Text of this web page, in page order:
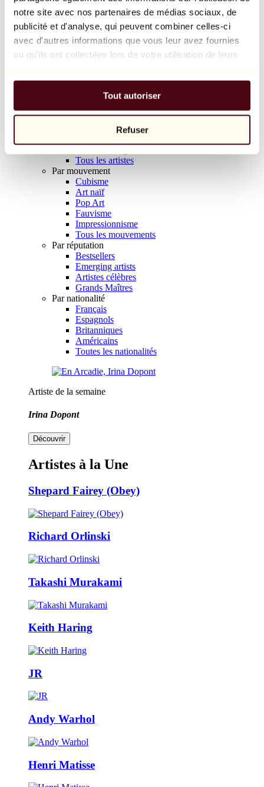
notre site avec nos partenaires de médias sociaux, de
publicité et d'analyse, qui peuvent combiner celles-ci
avec d'autres informations que vous leur avez fournies
ou qu'ils ont collectées lors de votre utilisation de leurs
Tout autoriser
Refuser
Balloon Dog (Orange)
Jeff Koons
10 000 €
Parcourir
Tous les sculpteurs
Tous les photographes
Tous les artistes
Par mouvement
Cubisme
Art naïf
Pop Art
Fauvisme
Impressionnisme
Tous les mouvements
Par réputation
Bestsellers
Emerging artists
Artistes célèbres
Grands Maîtres
Par nationalité
Français
Espagnols
Britanniques
Américains
Toutes les nationalités
Artiste de la semaine
Irina Dopont
Découvrir
Artistes à la Une
Shepard Fairey (Obey)
Richard Orlinski
Takashi Murakami
Keith Haring
JR
Andy Warhol
Henri Matisse